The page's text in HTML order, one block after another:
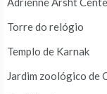
Torre do relógio
Templo de Karnak
Jardim zoológico de